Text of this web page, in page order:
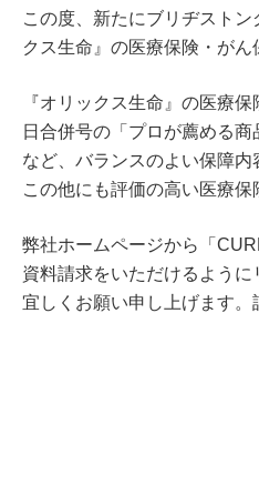
この度、新たにブリヂスト
クス生命』の医療保険・が
『オリックス生命』の医療
日合併号の「プロが薦める
など、バランスのよい保障
この他にも評価の高い医療
弊社ホームページから「
資料請求をいただけるよう
宜しくお願い申し上げます。